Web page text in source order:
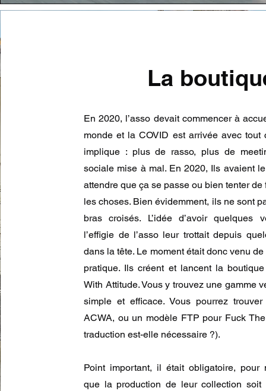
La
En 2020, l’asso devait commencer à
monde et la COVID est arrivée avec tout
implique : plus de rasso, plus de
sociale mise à mal. En 2020, Ils avaient
attendre que ça se passe ou bien tenter de
les choses. Bien évidemment, ils ne sont
bras croisés. L’idée d’avoir quelques
l’effigie de l’asso leur trottait depuis
dans la tête. Le moment était donc venu
pratique. Ils créent et lancent la
With Attitude. Vous y trouvez une gamme
simple et efficace. Vous pourrez
ACWA, ou un modèle FTP pour Fuck
traduction est-elle nécessaire ?).
Point important, il était obligatoire, pour
que la production de leur collection soit